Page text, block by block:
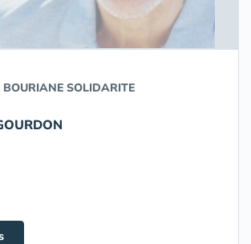
SOLIDARITE